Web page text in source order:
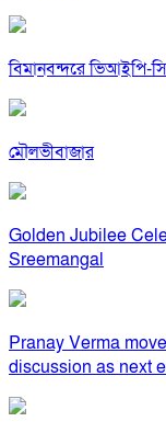
বিমানবন্দরে ভিআইপি-
মৌলভীবাজার
Golden Jubilee
Sreemangal
Pranay Verma
discussion as next